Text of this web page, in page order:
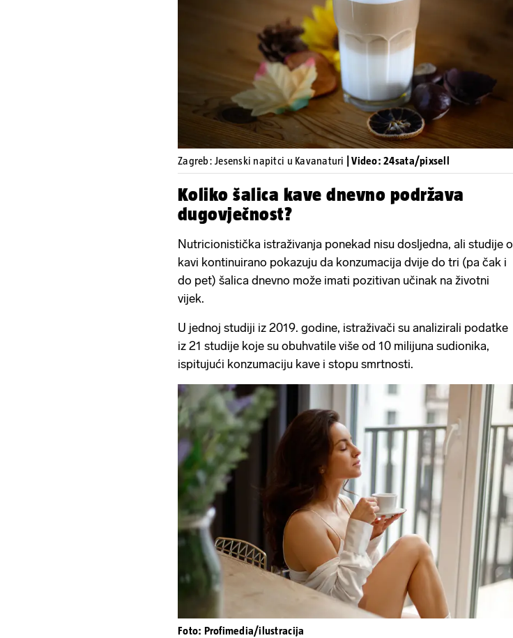
Pokretanje videa...
Zagreb: Jesenski napitci u Kavanaturi | Video: 24sata/pixsell
Koliko šalica kave dnevno podržava
dugovječnost?
Nutricionistička istraživanja ponekad nisu dosljedna, ali studije o
kavi kontinuirano pokazuju da konzumacija dvije do tri (pa čak i
do pet) šalica dnevno može imati pozitivan učinak na životni
vijek.
U jednoj studiji iz 2019. godine, istraživači su analizirali podatke
iz 21 studije koje su obuhvatile više od 10 milijuna sudionika,
ispitujući konzumaciju kave i stopu smrtnosti.
Foto: Profimedia/ilustracija